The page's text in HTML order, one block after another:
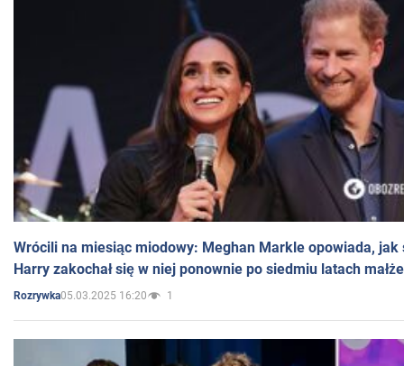
Wrócili na miesiąc miodowy: Meghan Markle opowiada, jak
Harry zakochał się w niej ponownie po siedmiu latach
Rozrywka05.03.2025 16:20 1